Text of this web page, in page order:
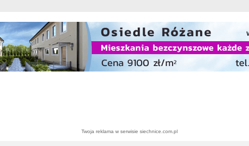
Twoja reklama w serwisie siechnice.com.pl